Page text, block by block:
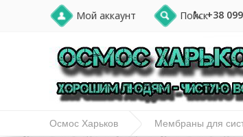
Мой аккаунт Поиск+38
Осмос Харьков Мембраны для